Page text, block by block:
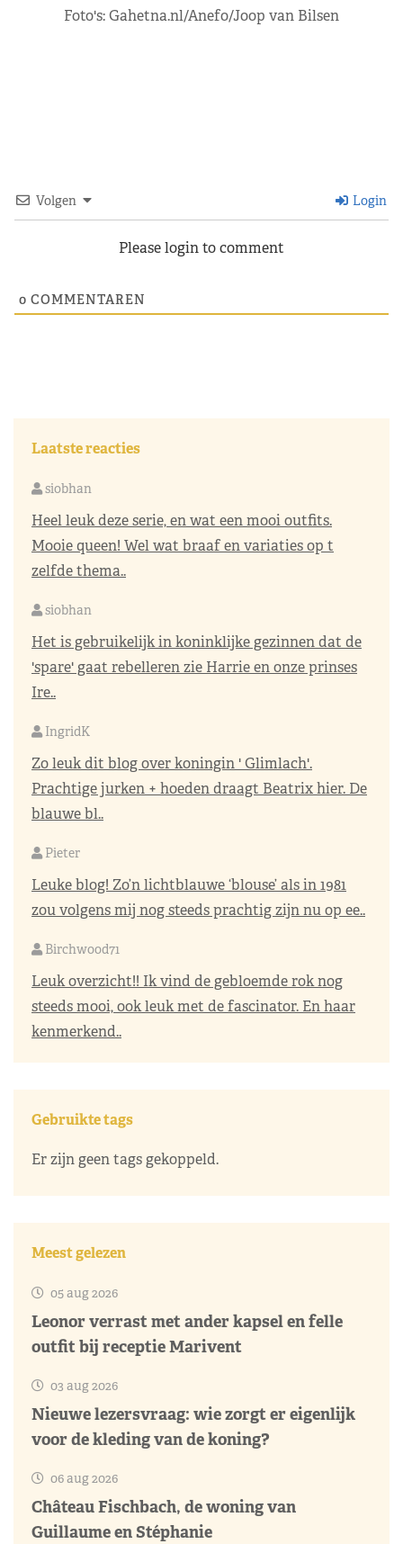
Foto's: Gahetna.nl/Anefo/Joop van Bilsen
Volgen Login
Please login to comment
0 COMMENTAREN
Laatste reacties
siobhan
Heel leuk deze serie, en wat een mooi outfits.
Mooie queen! Wel wat braaf en variaties op t
zelfde thema..
siobhan
Het is gebruikelijk in koninklijke gezinnen dat de
'spare' gaat rebelleren zie Harrie en onze prinses
Ire..
IngridK
Zo leuk dit blog over koningin ' Glimlach'.
Prachtige jurken + hoeden draagt Beatrix hier. De
blauwe bl..
Pieter
Leuke blog! Zo’n lichtblauwe ‘blouse’ als in 1981
zou volgens mij nog steeds prachtig zijn nu op ee..
Birchwood71
Leuk overzicht!! Ik vind de gebloemde rok nog
steeds mooi, ook leuk met de fascinator. En haar
kenmerkend..
Gebruikte tags
Er zijn geen tags gekoppeld.
Meest gelezen
05 aug 2026
Leonor verrast met ander kapsel en felle
outfit bij receptie Marivent
03 aug 2026
Nieuwe lezersvraag: wie zorgt er eigenlijk
voor de kleding van de koning?
06 aug 2026
Château Fischbach, de woning van
Guillaume en Stéphanie